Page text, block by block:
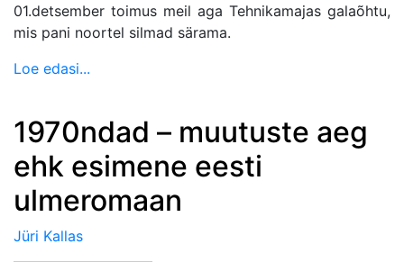
01.detsember toimus meil aga Tehnikamajas galaõhtu,
mis pani noortel silmad särama.
Loe edasi...
1970ndad – muutuste aeg
ehk esimene eesti
ulmeromaan
Jüri Kallas